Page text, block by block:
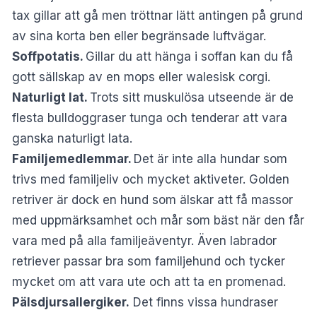
tax gillar att gå men tröttnar lätt antingen på grund
av sina korta ben eller begränsade luftvägar.
Soffpotatis. Gillar du att hänga i soffan kan du få
gott sällskap av en mops eller walesisk corgi.
Naturligt lat. Trots sitt muskulösa utseende är de
flesta bulldoggraser tunga och tenderar att vara
ganska naturligt lata.
Familjemedlemmar. Det är inte alla hundar som
trivs med familjeliv och mycket aktiveter. Golden
retriver är dock en hund som älskar att få massor
med uppmärksamhet och mår som bäst när den får
vara med på alla familjeäventyr. Även labrador
retriever passar bra som familjehund och tycker
mycket om att vara ute och att ta en promenad.
Pälsdjursallergiker. Det finns vissa hundraser